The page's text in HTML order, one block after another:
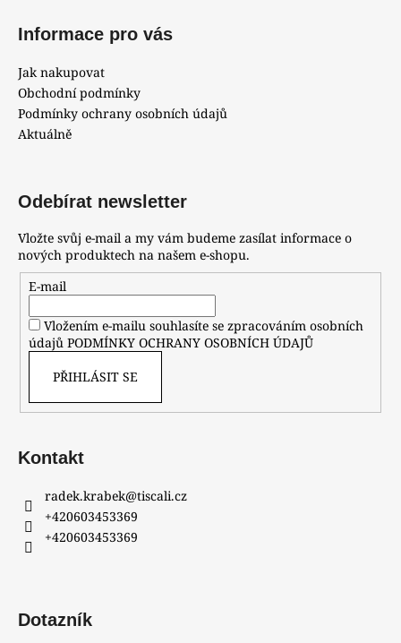
Informace pro vás
Jak nakupovat
Obchodní podmínky
Podmínky ochrany osobních údajů
Aktuálně
Odebírat newsletter
Vložte svůj e-mail a my vám budeme zasílat informace o
nových produktech na našem e-shopu.
E-mail
Vložením e-mailu souhlasíte se zpracováním osobních
údajů PODMÍNKY OCHRANY OSOBNÍCH ÚDAJŮ
PŘIHLÁSIT SE
Kontakt
radek.krabek@tiscali.cz
+420603453369
+420603453369
Dotazník